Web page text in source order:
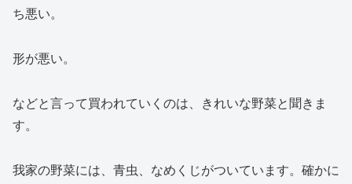
ち悪い。
形が悪い。
などと言って買われていくのは、きれいな野菜と聞きま
す。
我家の野菜には、青虫、なめくじがついています。確かに